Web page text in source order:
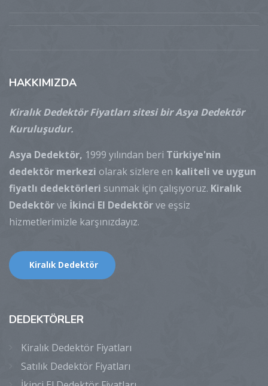
HAKKIMIZDA
Kiralık Dedektör Fiyatları sitesi bir Asya Dedektör
Kuruluşudur.
Asya Dedektör, 1999 yılından beri Türkiye'nin
dedektör merkezi olarak sizlere en kaliteli ve uygun
fiyatlı dedektörleri sunmak için çalışıyoruz. Kiralık
Dedektörve İkinci El Dedektörve eşsiz
hizmetlerimizle karşınızdayız.
Kiralık Dedektör
DEDEKTÖRLER
Kiralık Dedektör Fiyatları
Satılık Dedektör Fiyatları